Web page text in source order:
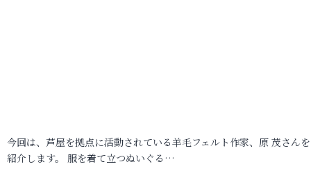
今回は、芦屋を拠点に活動されている羊毛フェルト作家、原 茂さん
紹介します。 服を着て立つぬいぐる…